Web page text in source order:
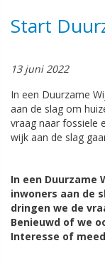
Start
13 juni 2022
In een Duurzame
aan de slag om
vraag naar fossiele
wijk aan de slag
In een Duurzame
inwoners aan de
dringen we de
Benieuwd of we
Interesse of